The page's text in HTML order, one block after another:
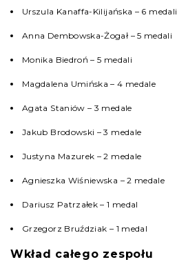
Urszula Kanaffa-Kilijańska – 6 medali
Anna Dembowska-Żogał – 5 medali
Monika Biedroń – 5 medali
Magdalena Umińska – 4 medale
Agata Staniów – 3 medale
Jakub Brodowski – 3 medale
Justyna Mazurek – 2 medale
Agnieszka Wiśniewska – 2 medale
Dariusz Patrzałek – 1 medal
Grzegorz Bruździak – 1 medal
Wkład całego zespołu